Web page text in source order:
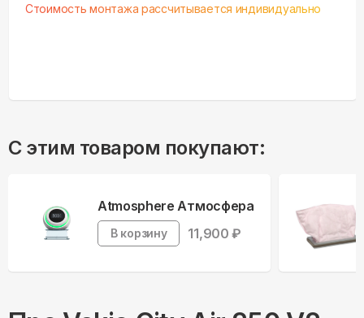
Стоимость монтажа рассчитывается индивидуально
С этим товаром покупают:
Atmosphere Атмосфера
В корзину 11,900 ₽